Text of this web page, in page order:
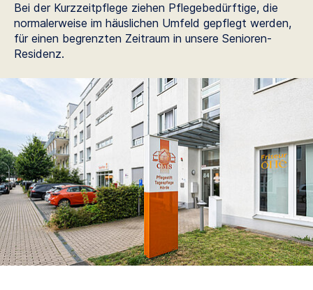
Bei der Kurzzeitpflege ziehen Pflegebedürftige, die
normalerweise im häuslichen Umfeld gepflegt werden,
für einen begrenzten Zeitraum in unsere Senioren-
Residenz.